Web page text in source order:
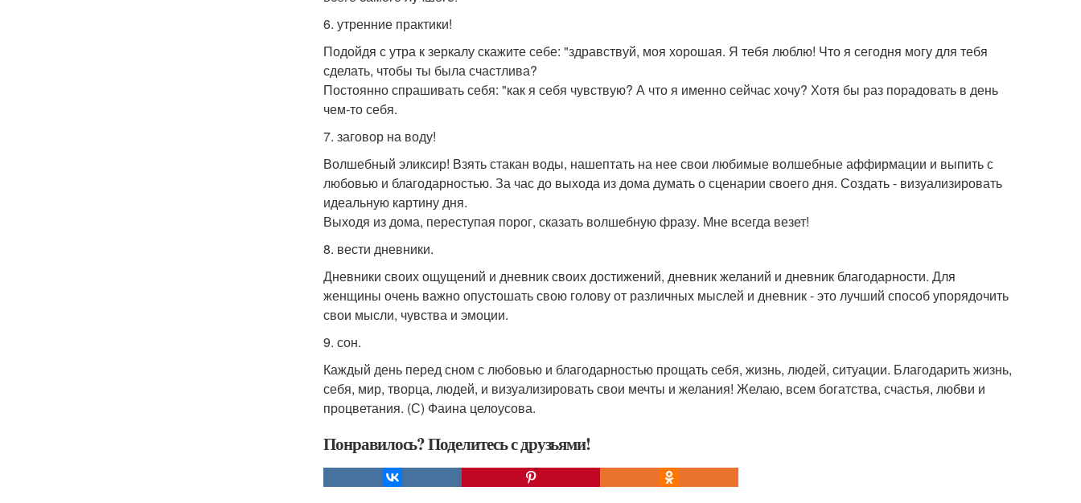
6. утренние практики!
Подойдя с утра к зеркалу скажите себе: "здравствуй, моя хорошая. Я тебя люблю! Что я сегодня могу для тебя
сделать, чтобы ты была счастлива?
Постоянно спрашивать себя: "как я себя чувствую? А что я именно сейчас хочу? Хотя бы раз порадовать в день
чем-то себя.
7. заговор на воду!
Волшебный эликсир! Взять стакан воды, нашептать на нее свои любимые волшебные аффирмации и выпить с
любовью и благодарностью. За час до выхода из дома думать о сценарии своего дня. Создать - визуализировать
идеальную картину дня.
Выходя из дома, переступая порог, сказать волшебную фразу. Мне всегда везет!
8. вести дневники.
Дневники своих ощущений и дневник своих достижений, дневник желаний и дневник благодарности. Для
женщины очень важно опустошать свою голову от различных мыслей и дневник - это лучший способ упорядочить
свои мысли, чувства и эмоции.
9. сон.
Каждый день перед сном с любовью и благодарностью прощать себя, жизнь, людей, ситуации. Благодарить жизнь,
себя, мир, творца, людей, и визуализировать свои мечты и желания! Желаю, всем богатства, счастья, любви и
процветания. (С) Фаина целоусова.
Понравилось? Поделитесь с друзьями!